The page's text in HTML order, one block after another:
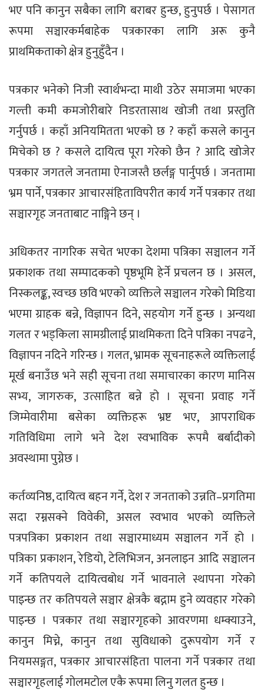
भए पनि कानुन सबैका लागि बराबर हुन्छ, हुनुपर्छ । पेसागत
रूपमा सञ्चारकर्मबाहेक पत्रकारका लागि अरू कुनै
प्राथमिकताको क्षेत्र हुनुहुँदैन ।
पत्रकार भनेको निजी स्वार्थभन्दा माथी उठेर समाजमा भएका
गल्ती कमी कमजोरीबारे निडरतासाथ खोजी तथा प्रस्तुति
गर्नुपर्छ । कहाँ अनियमितता भएको छ ? कहाँ कसले कानुन
मिचेको छ ? कसले दायित्व पूरा गरेको छैन ? आदि खोजेर
पत्रकार जगतले जनतामा ऐनाजस्तै छर्लङ्ग पार्नुपर्छ । जनतामा
भ्रम पार्ने, पत्रकार आचारसंहिताविपरीत कार्य गर्ने पत्रकार तथा
सञ्चारगृह जनताबाट नाङ्गिने छन् ।
अधिकतर नागरिक सचेत भएका देशमा पत्रिका सञ्चालन गर्ने
प्रकाशक तथा सम्पादकको पृष्ठभूमि हेर्ने प्रचलन छ । असल,
निस्कलङ्क, स्वच्छ छवि भएको व्यक्तिले सञ्चालन गरेको मिडिया
भएमा ग्राहक बन्ने, विज्ञापन दिने, सहयोग गर्ने हुन्छ । अन्यथा
गलत र भड्किला सामग्रीलाई प्राथमिकता दिने पत्रिका नपढने,
विज्ञापन नदिने गरिन्छ । गलत, भ्रामक सूचनाहरूले व्यक्तिलाई
मूर्ख बनाउँछ भने सही सूचना तथा समाचारका कारण मानिस
सभ्य, जागरुक, उत्साहित बन्ने हो । सूचना प्रवाह गर्ने
जिम्मेवारीमा बसेका व्यक्तिहरू भ्रष्ट भए, आपराधिक
गतिविधिमा लागे भने देश स्वभाविक रूपमै बर्बादीको
अवस्थामा पुग्नेछ ।
कर्तव्यनिष्ठ, दायित्व बहन गर्ने, देश र जनताको उन्नति–प्रगतिमा
सदा रम्नसक्ने विवेकी, असल स्वभाव भएको व्यक्तिले
पत्रपत्रिका प्रकाशन तथा सञ्चारमाध्यम सञ्चालन गर्ने हो ।
पत्रिका प्रकाशन, रेडियो, टेलिभिजन, अनलाइन आदि सञ्चालन
गर्ने कतिपयले दायित्वबोध गर्ने भावनाले स्थापना गरेको
पाइन्छ तर कतिपयले सञ्चार क्षेत्रकै बद्नाम हुने व्यवहार गरेको
पाइन्छ । पत्रकार तथा सञ्चारगृहको आवरणमा धम्क्याउने,
कानुन मिच्ने, कानुन तथा सुविधाको दुरूपयोग गर्ने र
नियमसङ्गत, पत्रकार आचारसंहिता पालना गर्ने पत्रकार तथा
सञ्चारगृहलाई गोलमटोल एकै रूपमा लिनु गलत हुन्छ ।